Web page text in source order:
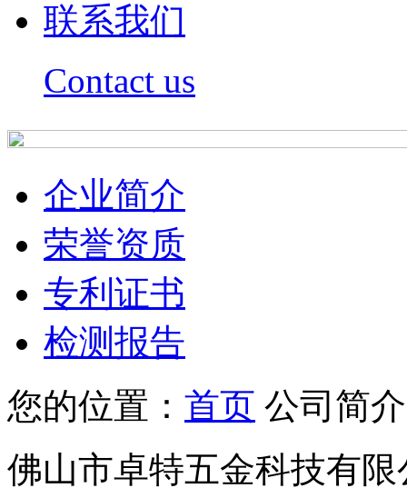
联系我们
Contact us
企业简介
荣誉资质
专利证书
检测报告
您的位置： 首页 公司简介
佛山市卓特五金科技有